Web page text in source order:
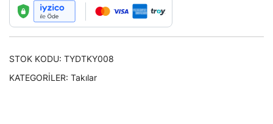
STOK KODU: TYDTKY008
KATEGORILER: Takılar